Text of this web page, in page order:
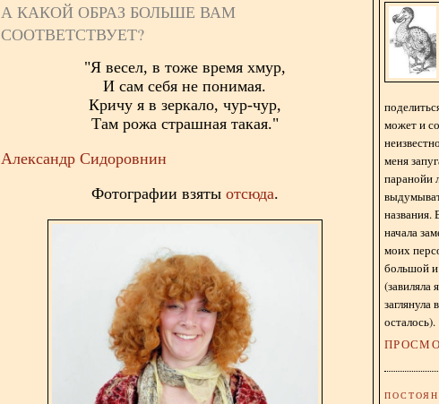
А КАКОЙ ОБРАЗ БОЛЬШЕ ВАМ
СООТВЕТСТВУЕТ?
"Я весел, в тоже время хмур,
И сам себя не понимая.
Кричу я в зеркало, чур-чур,
Там рожа страшная такая."
Александр Сидоровнин
Фотографии взяты отсюда.
может и
меня
паранойи
названия.
начала
моих
большой
(завиляла
заглянула
осталось).